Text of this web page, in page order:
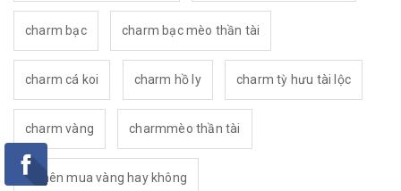
charm bạc charm bạc mèo thần tài
charm cá koi charm hồ ly charm tỳ hưu tài lộc
charm vàng charmmèo thần tài
có nên mua vàng hay không